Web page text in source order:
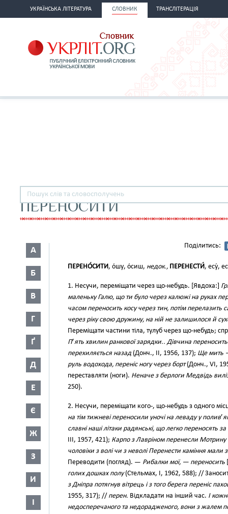
УКРАЇНСЬКА ЛІТЕРАТУРА СЛОВНИК ТРАНСЛІТЕРАЦІЯ
ПЕРЕНОСИТИ
А
Б
В
Г
Ґ
Д
Е
Є
Ж
З
И
І
Поділитись:
ПЕРЕНО́СИТИ, о́шу, о́сиш, недок., ПЕРЕНЕСТИ́, есу́,
1. Несучи, переміщати через що-небудь. [Явдоха:]
маленьку Галю, що ти було через калюжі на руках
часом переносить косу через тин, потім перелазить
через ріку свою дружину, на ній не залишилося й
Переміщати частини тіла, тулуб через що-небудь;
П’ять хвилин ранкової зарядки.. Дівчина
перехиляється назад (Донч., II, 1956, 137); Ще мить
руль водохода, переніс ногу через борт(Донч., VI,
переставляти (ноги). Неначе з берлоги Медвідь
250).
2. Несучи, переміщати кого-, що-небудь з одного
на тім тижневі переносили уночі на леваду у полив’
славні наші літаки радянські, що легко
III, 1957, 421); Карпо з Лавріном перенесли Мотрину
чоловіки з волі чи з неволі Перенести каміння мали
Переводити (погляд). — Рибалки мої, — переносить
голих дошках полу(Стельмах, І, 1962, 588); //
з Дніпра потягнув вітрець і з того берега переніс
1955, 317); // перен. Відкладати на інший час. І
недосперечаного та недорадженого, вони з жалем